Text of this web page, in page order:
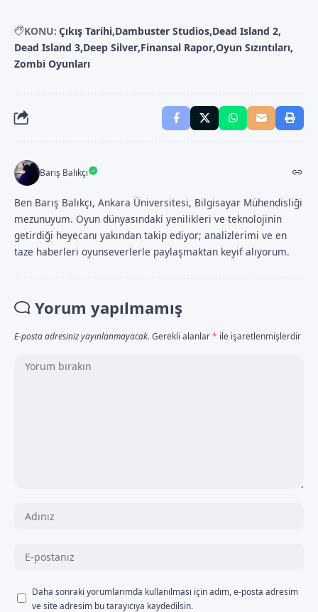
KONU: Çıkış Tarihi Dambuster Studios Dead Island 2
Dead Island 3 Deep Silver Finansal Rapor Oyun Sızıntıları
Zombi Oyunları
Barış Balıkçı
Ben Barış Balıkçı, Ankara Üniversitesi, Bilgisayar Mühendisliği
mezunuyum. Oyun dünyasındaki yenilikleri ve teknolojinin
getirdiği heyecanı yakından takip ediyor; analizlerimi ve en
taze haberleri oyunseverlerle paylaşmaktan keyif alıyorum.
Yorum yapılmamış
E-posta adresiniz yayınlanmayacak. Gerekli alanlar* ile işaretlenmişlerdir
Daha sonraki yorumlarımda kullanılması için adım, e-posta adresim
ve site adresim bu tarayıcıya kaydedilsin.